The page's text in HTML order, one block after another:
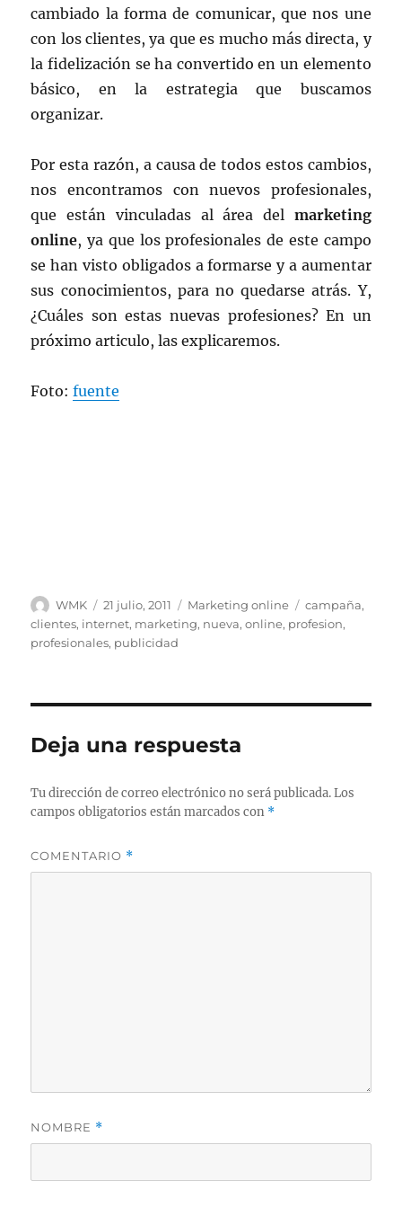
cambiado la forma de comunicar, que nos une
con los clientes, ya que es mucho más directa, y
la fidelización se ha convertido en un elemento
básico, en la estrategia que buscamos
organizar.
Por esta razón, a causa de todos estos cambios,
nos encontramos con nuevos profesionales,
que están vinculadas al área del marketing
online, ya que los profesionales de este campo
se han visto obligados a formarse y a aumentar
sus conocimientos, para no quedarse atrás. Y,
¿Cuáles son estas nuevas profesiones? En un
próximo articulo, las explicaremos.
Foto:fuente
Autor
WMK
Publicado
el
21 julio, 2011 Categorías
Marketing online Etiquetas
campaña,
clientes, internet, marketing, nueva,online, profesion,
profesionales, publicidad
Deja una respuesta
Tu dirección de correo electrónico no será publicada. Los
campos obligatorios están marcados con *
COMENTARIO *
NOMBRE *